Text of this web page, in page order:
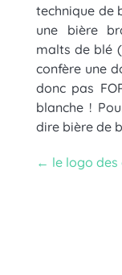
technique de
une bière
malts de blé
confère une
donc pas
blanche !
dire bière de
← le logo des